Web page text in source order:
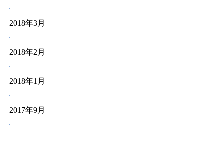
2018年3月
2018年2月
2018年1月
2017年9月